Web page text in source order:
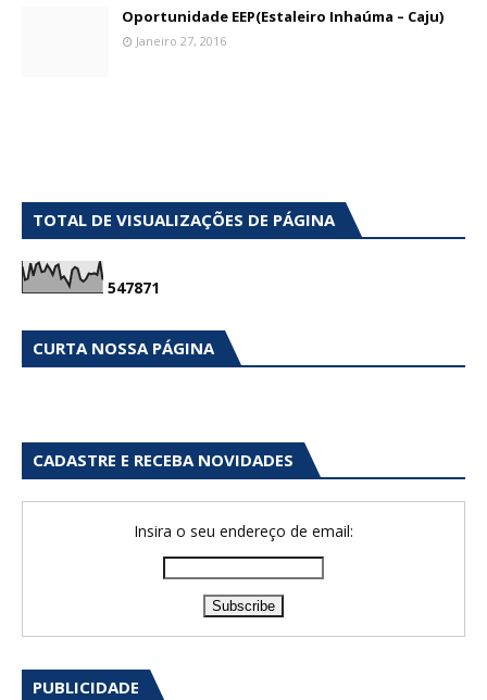
Oportunidade EEP(Estaleiro Inhaúma – Caju)
Janeiro 27, 2016
TOTAL DE VISUALIZAÇÕES DE PÁGINA
547871
CURTA NOSSA PÁGINA
CADASTRE E RECEBA NOVIDADES
Insira o seu endereço de email:
PUBLICIDADE